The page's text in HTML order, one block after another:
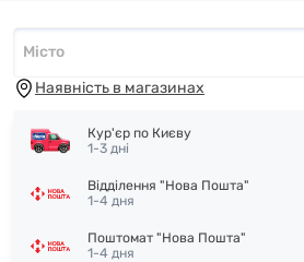
Місто*
Місто
Наявність в магазинах
Кур'єр по Києву
1-3 дні
Відділення "Нова Пошта"
1-4 дня
Поштомат "Нова Пошта"
1-4 дня